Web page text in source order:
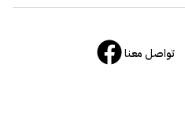
تواصل معنا